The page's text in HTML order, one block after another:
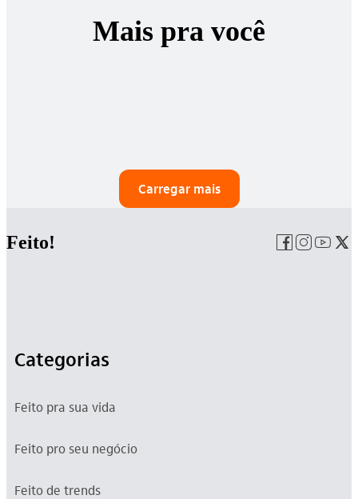
Mais pra você
Carregar mais
Feito!
Categorias
Feito pra sua vida
Feito pro seu negócio
Feito de trends